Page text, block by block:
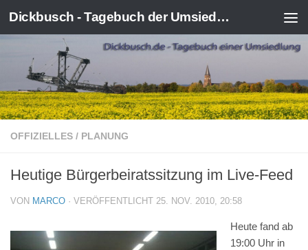
Zum Inhalt springen Dickbusch - Tagebuch der Umsiedlung von Kerpen-Manheim
OFFIZIELLES / PLANUNG
Heutige Bürgerbeiratssitzung im Live-Feed
VON MARCO · VERÖFFENTLICHT 25. NOV. 2010, 20:58
Heute fand ab
19:00 Uhr in